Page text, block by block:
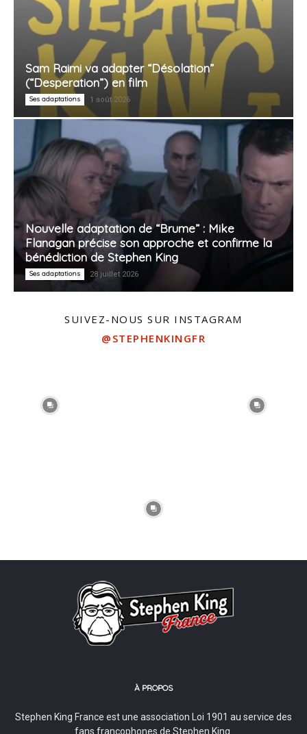
Sam Raimi va adapter “Désolation”
(“Desperation”) en film
Ses adaptations 1 août 2026
Nouvelle adaptation de “Brume” : Mike
Flanagan précise son approche et confirme la
bénédiction de Stephen King
Ses adaptations 28 juillet 2026
SUIVEZ-NOUS SUR INSTAGRAM
@STEPHENKINGFR
À PROPOS
Stephen King France est une association Loi 1901 au service des
fans francophones de Stephen King.